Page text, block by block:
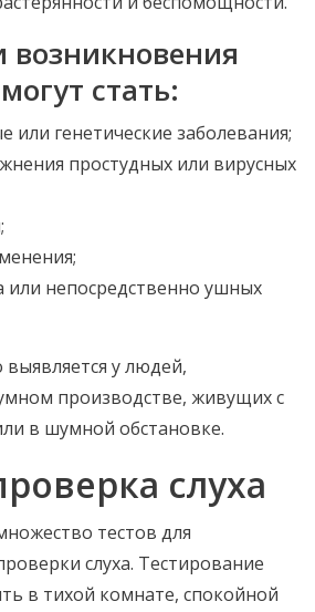
стать:
или генетические заболевания;
простудных или вирусных
или непосредственно ушных
выявляется у людей,
производстве, живущих с
в шумной обстановке.
слуха
тестов для
слуха. Тестирование
в тихой комнате, спокойной